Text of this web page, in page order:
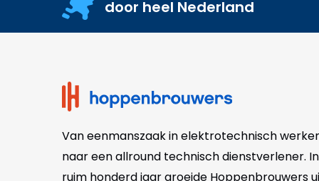
door heel Nederland
Van eenmanszaak in elektrotechnisch
naar een allround technisch dienstverlener. In
ruim honderd jaar groeide Hoppenbrouwers